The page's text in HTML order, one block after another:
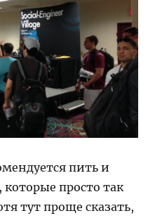
пить и
просто так
тут проще сказать,